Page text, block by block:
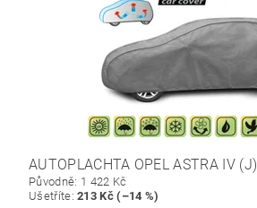
AUTOPLACHTA OPEL ASTRA IV (J)
Původně: 1 422 Kč
Ušetříte:213 Kč (–14 %)